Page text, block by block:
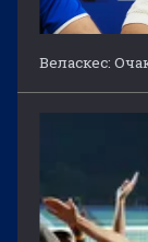
Веласкес: